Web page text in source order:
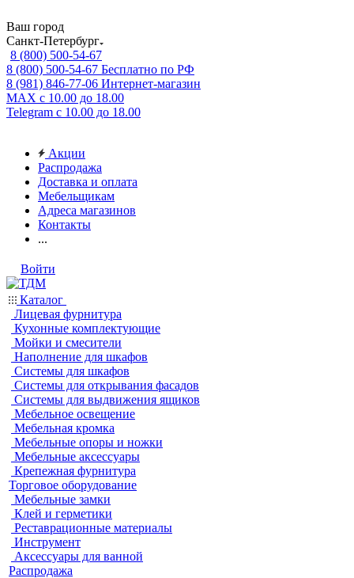
Ваш город
Санкт-Петербург
8 (800) 500-54-67
8 (800) 500-54-67 Бесплатно по РФ
8 (981) 846-77-06 Интернет-магазин
MAX с 10.00 до 18.00
Telegram с 10.00 до 18.00
Акции
Распродажа
Доставка и оплата
Мебельщикам
Адреса магазинов
Контакты
...
Войти
Каталог
Лицевая фурнитура
Кухонные комплектующие
Мойки и смесители
Наполнение для шкафов
Системы для шкафов
Системы для открывания фасадов
Системы для выдвижения ящиков
Мебельное освещение
Мебельная кромка
Мебельные опоры и ножки
Мебельные аксессуары
Крепежная фурнитура
Торговое оборудование
Мебельные замки
Клей и герметики
Реставрационные материалы
Инструмент
Аксессуары для ванной
Распродажа